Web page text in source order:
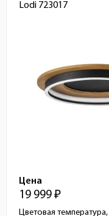
Lodi 723017
Цена
19 999 ₽
Цветовая